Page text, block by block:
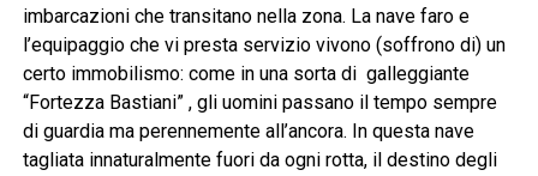
imbarcazioni che transitano nella zona. La nave faro e
l’equipaggio che vi presta servizio vivono (soffrono di) un
certo immobilismo: come in una sorta di galleggiante
“Fortezza Bastiani” , gli uomini passano il tempo sempre
di guardia ma perennemente all’ancora. In questa nave
tagliata innaturalmente fuori da ogni rotta, il destino degli